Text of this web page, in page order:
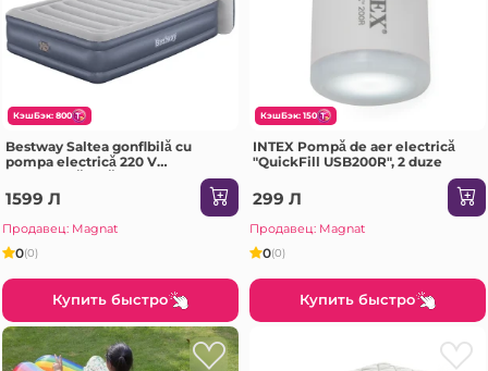
КэшБэк: 800
Bestway Saltea gonflbilă cu
pompa electrică 220 V
cm
1599 Л
Продавец: Magnat
0(0)
Купить быстро
КэшБэк: 150
INTEX Pompă de aer electrică
"QuickFill USB200R", 2 duze
299 Л
Продавец: Magnat
0(0)
Купить быстро